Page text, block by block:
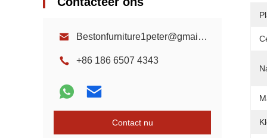
Bestonfurniture1peter@gmail.com
+86 186 6507 4343
Contact nu